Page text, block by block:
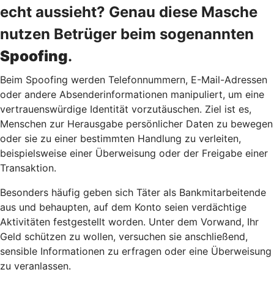
echt aussieht? Genau diese Masche
nutzen Betrüger beim sogenannten
Spoofing.
Beim Spoofing werden Telefonnummern, E-Mail-Adressen
oder andere Absenderinformationen manipuliert, um eine
vertrauenswürdige Identität vorzutäuschen. Ziel ist es,
Menschen zur Herausgabe persönlicher Daten zu bewegen
oder sie zu einer bestimmten Handlung zu verleiten,
beispielsweise einer Überweisung oder der Freigabe einer
Transaktion.
Besonders häufig geben sich Täter als Bankmitarbeitende
aus und behaupten, auf dem Konto seien verdächtige
Aktivitäten festgestellt worden. Unter dem Vorwand, Ihr
Geld schützen zu wollen, versuchen sie anschließend,
sensible Informationen zu erfragen oder eine Überweisung
zu veranlassen.